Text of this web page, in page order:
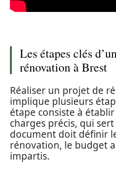
Les étapes clés
rénovation à Brest
Réaliser un projet de
implique plusieurs
étape consiste à
charges précis, qui
document doit définir
rénovation, le budget
impartis.